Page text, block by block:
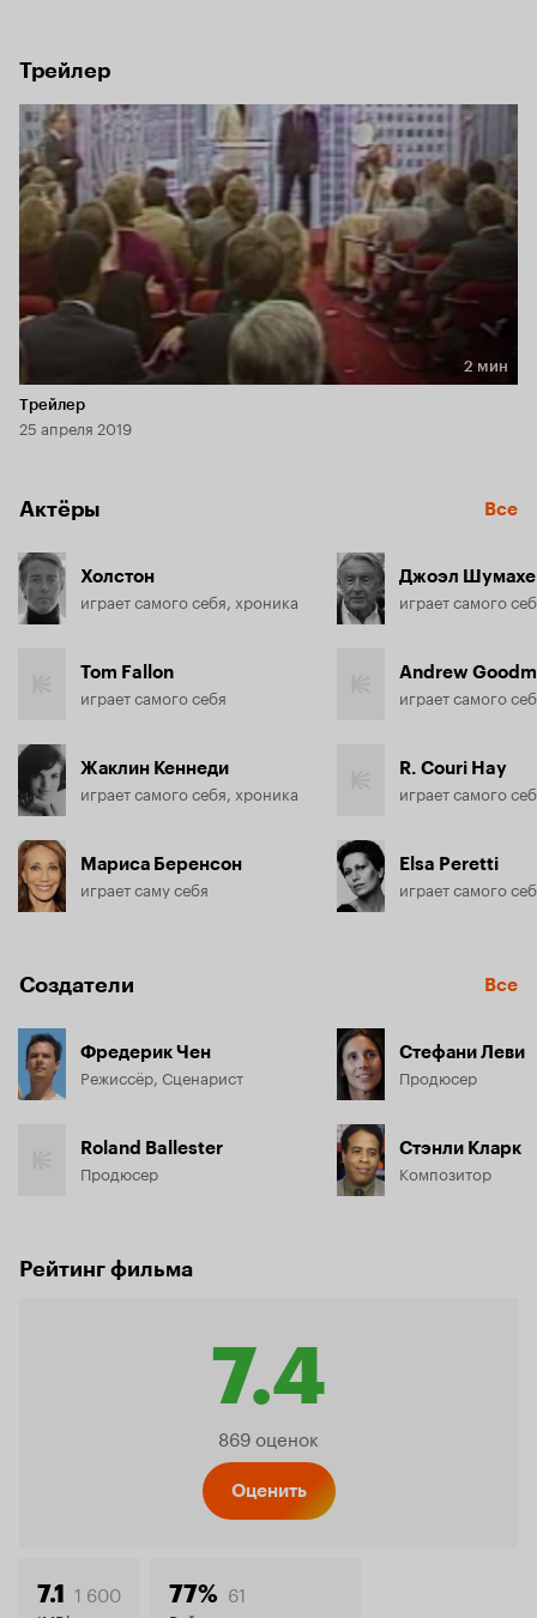
Трейлер
Длительность 2 мин
2 мин
Трейлер
25 апреля 2019
Актёры Все
Холстон
играет самого себя, хроника
Tom Fallon
играет самого себя
Жаклин Кеннеди
играет самого себя, хроника
Мариса Беренсон
играет саму себя
Джоэл
играет самого
Andrew
R. Couri Hay
играет самого
Elsa Peretti
играет самого
Создатели Все
Фредерик Чен
Режиссёр, Сценарист
Roland Ballester
Продюсер
Стефани Леви
Продюсер
Стэнли Кларк
Композитор
Рейтинг фильма
7.4
Рейтинг
869 оценок
Оценить
7.1 1 600 77% 61